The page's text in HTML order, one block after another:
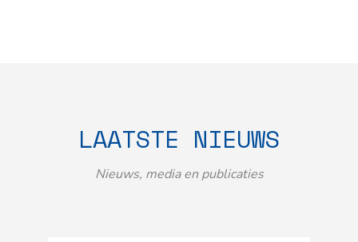
LAATSTE NIEUWS
Nieuws, media en publicaties